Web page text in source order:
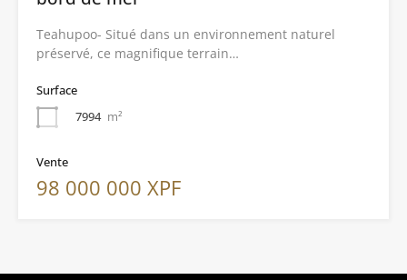
Teahupoo- Situé dans un environnement naturel
préservé, ce magnifique terrain…
Surface
7994 m²
Vente
98 000 000 XPF